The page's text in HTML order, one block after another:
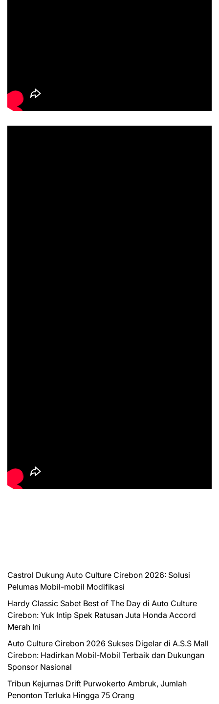
Castrol Dukung Auto Culture Cirebon 2026: Solusi
Pelumas Mobil-mobil Modifikasi
Hardy Classic Sabet Best of The Day di Auto Culture
Cirebon: Yuk Intip Spek Ratusan Juta Honda Accord
Merah Ini
Auto Culture Cirebon 2026 Sukses Digelar di A.S.S Mall
Cirebon: Hadirkan Mobil-Mobil Terbaik dan Dukungan
Sponsor Nasional
Tribun Kejurnas Drift Purwokerto Ambruk, Jumlah
Penonton Terluka Hingga 75 Orang